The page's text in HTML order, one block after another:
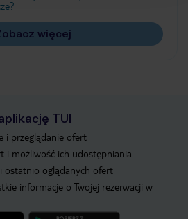
więcej
TUI
i przeglądanie ofert
i możliwość ich udostępniania
ostatnio oglądanych ofert
informacje o Twojej rezerwacji w